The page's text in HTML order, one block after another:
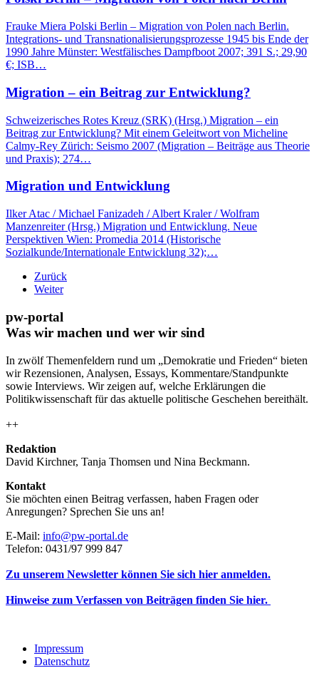
Frauke Miera Polski Berlin – Migration von Polen nach Berlin.
Integrations- und Transnationalisierungsprozesse 1945 bis Ende der
1990 Jahre Münster: Westfälisches Dampfboot 2007; 391 S.; 29,90
€; ISB…
Migration – ein Beitrag zur Entwicklung?
Schweizerisches Rotes Kreuz (SRK) (Hrsg.) Migration – ein
Beitrag zur Entwicklung? Mit einem Geleitwort von Micheline
Calmy-Rey Zürich: Seismo 2007 (Migration – Beiträge aus Theorie
und Praxis); 274…
Migration und Entwicklung
Ilker Atac / Michael Fanizadeh / Albert Kraler / Wolfram
Manzenreiter (Hrsg.) Migration und Entwicklung. Neue
Perspektiven Wien: Promedia 2014 (Historische
Sozialkunde/Internationale Entwicklung 32);…
Zurück
Weiter
pw-portal
Was wir machen und wer wir sind
In zwölf Themenfeldern rund um „Demokratie und Frieden“ bieten
wir Rezensionen, Analysen, Essays, Kommentare/Standpunkte
sowie Interviews. Wir zeigen auf, welche Erklärungen die
Politikwissenschaft für das aktuelle politische Geschehen bereithält.
++
Redaktion
David Kirchner, Tanja Thomsen und Nina Beckmann.
Kontakt
Sie möchten einen Beitrag verfassen, haben Fragen oder
Anregungen? Sprechen Sie uns an!
E-Mail: info@pw-portal.de
Telefon: 0431/97 999 847
Zu unserem Newsletter können Sie sich hier anmelden.
Hinweise zum Verfassen von Beiträgen finden Sie hier.
Impressum
Datenschutz